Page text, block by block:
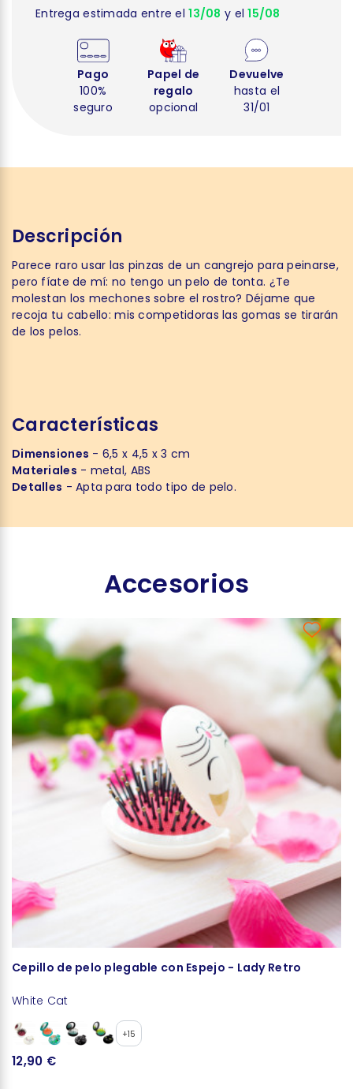
Entrega estimada entre el13/08 y el15/08
Pago
100%
seguro
Papel de
regalo
opcional
Devuelve
hasta el
31/01
Descripción
Parece raro usar las pinzas de un cangrejo para peinarse,
pero fíate de mí: no tengo un pelo de tonta. ¿Te
molestan los mechones sobre el rostro? Déjame que
recoja tu cabello: mis competidoras las gomas se tirarán
de los pelos.
Características
Dimensiones - 6,5 x 4,5 x 3 cm
Materiales - metal, ABS
Detalles - Apta para todo tipo de pelo.
Accesorios
Cepillo de pelo plegable con Espejo - Lady Retro
White Cat
+15
12,90 €